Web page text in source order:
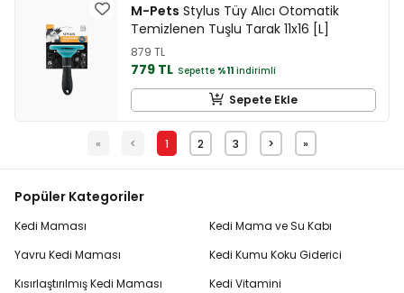
M-Pets Stylus Tüy Alıcı Otomatik
Temizlenen Tuşlu Tarak 11x16 [L]
879 TL
779 TL Sepette %11 indirimli
Sepete Ekle
« < 1 2 3 > »
Popüler Kategoriler
Kedi Maması
Yavru Kedi Maması
Kısırlaştırılmış Kedi Maması
Kedi Mama ve Su Kabı
Kedi Kumu Koku Giderici
Kedi Vitamini